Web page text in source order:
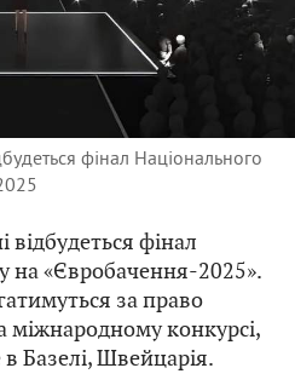
фінал Національного
відбудеться фінал
на «Євробачення-2025».
за право
міжнародному конкурсі,
Базелі, Швейцарія.